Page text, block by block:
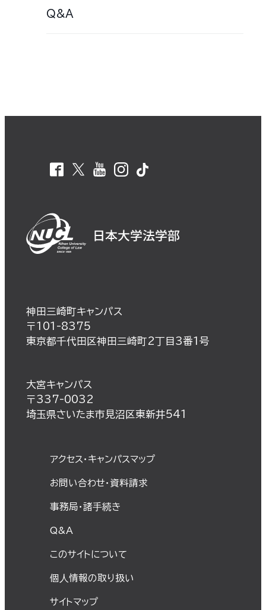
Q&A
神田三崎町キャンパス
〒101-8375
東京都千代田区神田三崎町2丁目3番1号
大宮キャンパス
〒337-0032
埼玉県さいたま市見沼区東新井541
アクセス・キャンパスマップ
お問い合わせ・資料請求
事務局・諸⼿続き
Q&A
このサイトについて
個⼈情報の取り扱い
サイトマップ